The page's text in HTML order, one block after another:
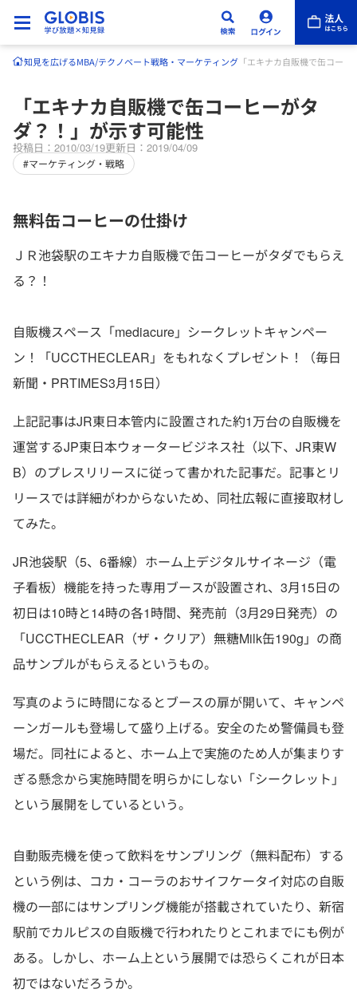
知見を広げるMBA/テクノベート戦略・マーケティング 「エキナカ自販機で缶コー
「エキナカ自販機で缶コーヒーがタ
ダ？！」が示す可能性
投稿日：2010/03/19更新日：2019/04/09
#マーケティング・戦略
無料缶コーヒーの仕掛け
ＪＲ池袋駅のエキナカ自販機で缶コーヒーがタダでもらえ
る？！
自販機スペース「mediacure」シークレットキャンペー
ン！「UCCTHECLEAR」をもれなくプレゼント！（毎日
新聞・PRTIMES3月15日）
上記記事はJR東日本管内に設置された約1万台の自販機を
運営するJP東日本ウォータービジネス社（以下、JR東W
B）のプレスリリースに従って書かれた記事だ。記事とリ
リースでは詳細がわからないため、同社広報に直接取材し
てみた。
JR池袋駅（5、6番線）ホーム上デジタルサイネージ（電
子看板）機能を持った専用ブースが設置され、3月15日の
初日は10時と14時の各1時間、発売前（3月29日発売）の
「UCCTHECLEAR（ザ・クリア）無糖Milk缶190g」の商
品サンプルがもらえるというもの。
写真のように時間になるとブースの扉が開いて、キャンペ
ーンガールも登場して盛り上げる。安全のため警備員も登
場だ。同社によると、ホーム上で実施のため人が集まりす
ぎる懸念から実施時間を明らかにしない「シークレット」
という展開をしているという。
自動販売機を使って飲料をサンプリング（無料配布）する
という例は、コカ・コーラのおサイフケータイ対応の自販
機の一部にはサンプリング機能が搭載されていたり、新宿
駅前でカルピスの自販機で行われたりとこれまでにも例が
ある。しかし、ホーム上という展開では恐らくこれが日本
初ではないだろうか。